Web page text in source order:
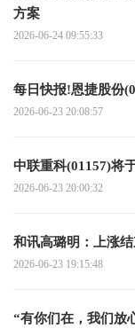
方案
2026-06-24 09:55:33
每日快报!恩捷股份
2026-06-23 20:08:57
中联重科(01157)将
2026-06-23 20:00:32
和讯高璐明：上涨
2026-06-23 19:15:48
“有你们在，我们放